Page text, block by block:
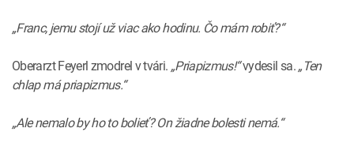
„Franc, jemu stojí už viac ako hodinu. Čo mám robiť?“
Oberarzt Feyerl zmodrel v tvári. „Priapizmus!“vydesil sa.„Ten
chlap má priapizmus.“
„Ale nemalo by ho to bolieť? On žiadne bolesti nemá.“